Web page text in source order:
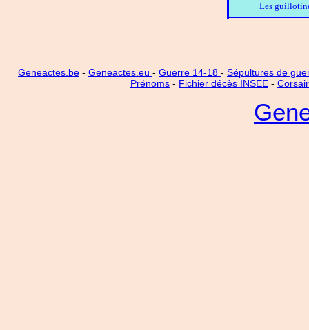
Les
Geneactes.be - Geneactes.eu - Guerre 14-18 - Sépultures de
Prénoms - Fichier décès INSEE -